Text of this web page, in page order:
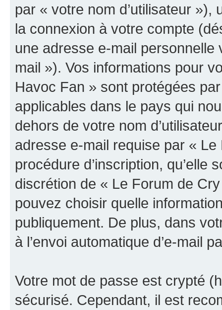
par « votre nom d’utilisateur
la connexion à votre compte
une adresse e-mail
mail »). Vos informations pour
Havoc Fan » sont protégées
applicables dans le pays qui
dehors de votre nom
adresse e-mail requise par «
procédure d’inscription, qu’elle
discrétion de « Le Forum de
pouvez choisir quelle
publiquement. De plus, dans
à l’envoi automatique d’e-mail
Votre mot de passe est crypté
sécurisé. Cependant, il est